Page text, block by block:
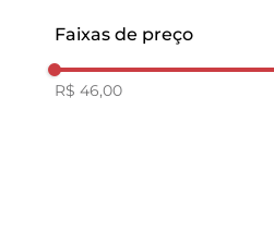
Faixas de preço
R$ 46,00